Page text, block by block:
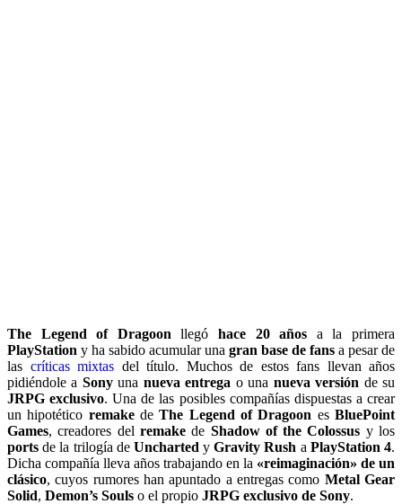
The Legend of Dragoon llegóhace 20 años a la primera
PlayStation y ha sabido acumular una gran base de fans a pesar de
las críticas mixtas del título. Muchos de estos fans llevan años
pidiéndole a Sonyuna nueva entrega o una nueva versión de su
JRPG exclusivo. Una de las posibles compañías dispuestas a crear
un hipotético remakedeThe Legend of Dragoon esBluePoint
Games, creadores del remakede Shadow of the Colossus y los
ports de la trilogía de Uncharted yGravity Rush a PlayStation 4.
Dicha compañía lleva años trabajando en la «reimaginación» de un
clásico, cuyos rumores han apuntado a entregas como Metal Gear
Solid, Demon’s Souls o el propio JRPG exclusivo de Sony.